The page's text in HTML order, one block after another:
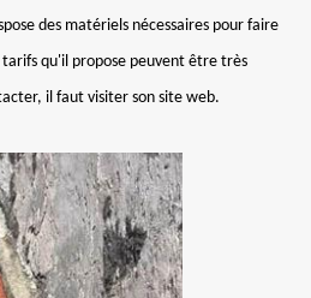
des matériels nécessaires pour faire
qu'il propose peuvent être très
il faut visiter son site web.